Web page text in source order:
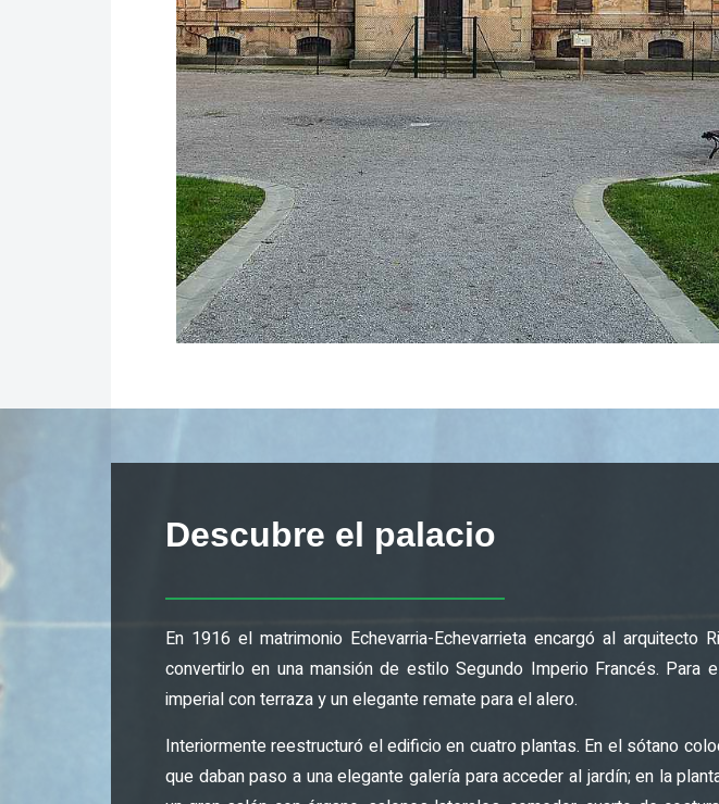
Descubre el palacio
En 1916 el matrimonio Echevarria-Echevarrieta encargó al
convertirlo en una mansión de estilo Segundo Imperio Francés.
imperial con terraza y un elegante remate para el alero.
Interiormente reestructuró el edificio en cuatro plantas. En el sótano
que daban paso a una elegante galería para acceder al jardín; en la